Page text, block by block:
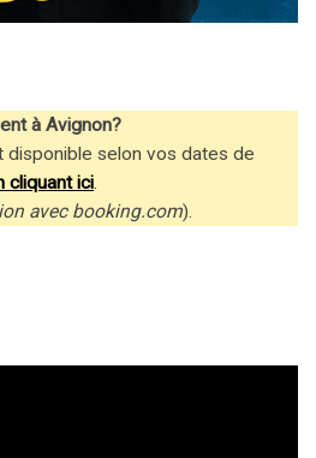
à Avignon?
disponible selon vos dates de
cliquant ici.
avec booking.com).